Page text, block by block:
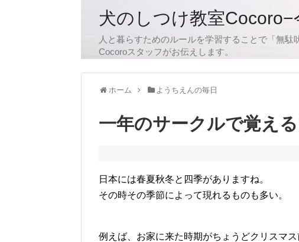
犬のしつけ教室
人と暮らすためのルールを学習することで「無
Cocoroスタッフがお伝えします。
ホーム ようちえんの毎日
一年のサークルで覚える
日本には春夏秋冬と四季がありますね。
その時その季節によって現れるものも多い。
例えば、お家に来た時期がちょうどクリスマス